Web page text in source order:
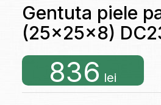
Gentuta piele
(25x25x8)
836 lei